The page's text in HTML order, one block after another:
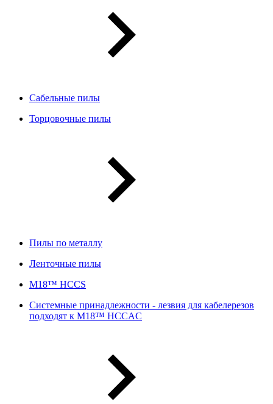
Сабельные пилы
Торцовочные пилы
Пилы по металлу
Ленточные пилы
M18™ HCCS
Системные принадлежности - лезвия для кабелерезов
подходят к M18™ HCCAC